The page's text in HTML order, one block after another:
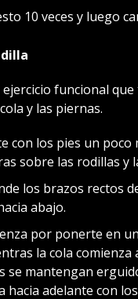
10 veces y luego
ejercicio funcional
y las piernas.
con los pies un
sobre las rodillas
los brazos rectos
abajo.
por ponerte en
la cola
se mantengan
hacia adelante con